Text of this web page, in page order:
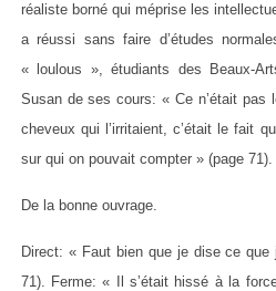
réaliste borné qui méprise les
a réussi sans faire d’études
« loulous », étudiants des Beaux-
Susan de ses cours: « Ce n’était pas
cheveux qui l’irritaient, c’était le fait
sur qui on pouvait compter » (page 71).
De la bonne ouvrage.
Direct: « Faut bien que je dise ce
71). Ferme: « Il s’était hissé à la